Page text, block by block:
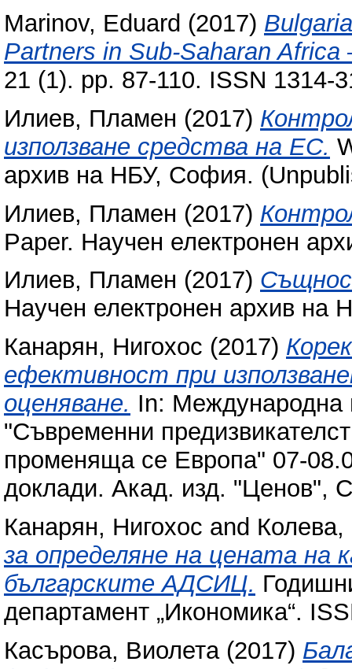
Marinov, Eduard (2017)
Partners in Sub-Saharan
21 (1). pp. 87-110. ISSN 1314-
Илиев, Пламен (2017)
използване средства на ЕС.
архив на НБУ, София.
Илиев, Пламен (2017)
Paper. Научен електронен
Илиев, Пламен (2017)
Научен електронен архив
Канарян, Нигохос (2017)
ефективност при
оценяване. In: Международна
"Съвременни
променяща се Европа" 07-
доклади. Акад. изд. "Ценов",
Канарян, Нигохос and
за определяне на цената на
българските АДСИЦ.
департамент „Икономика“.
Касърова, Виолета(2017)